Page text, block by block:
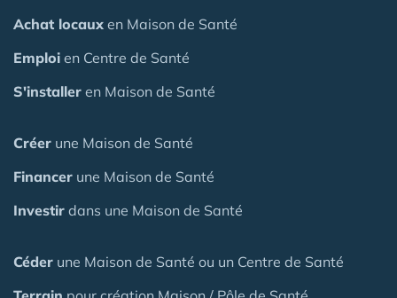
Achat locaux en Maison de Santé
Emploi en Centre de Santé
S'installer en Maison de Santé
Créer une Maison de Santé
Financer une Maison de Santé
Investir dans une Maison de Santé
Céder une Maison de Santé ou un Centre de Santé